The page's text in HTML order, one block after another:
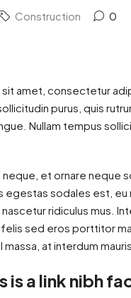
Construction 0
amet, consectetur
purus, quis
Nullam tempus
et ornare neque
egestas sodales est,
ridiculus mus.
sed eros porttitor
massa, at interdum
is a link nibh